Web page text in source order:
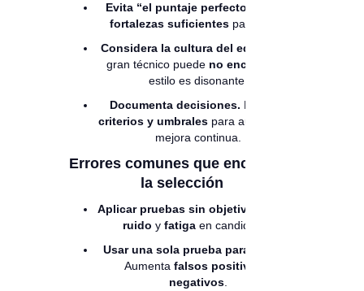
Evita “el puntaje perfecto”.
fortalezas suficientespara el rol.
Considera la cultura del equipo.
gran técnico puede no encajar
estilo es disonante.
Documenta decisiones. Registra
criterios y umbrales para auditorías y
mejora continua.
Errores comunes que encarecen
la selección
Aplicar pruebas sin objetivo.
ruido y fatigaen candidatos.
Usar una sola prueba para decidir.
Aumenta falsos positivos y
negativos